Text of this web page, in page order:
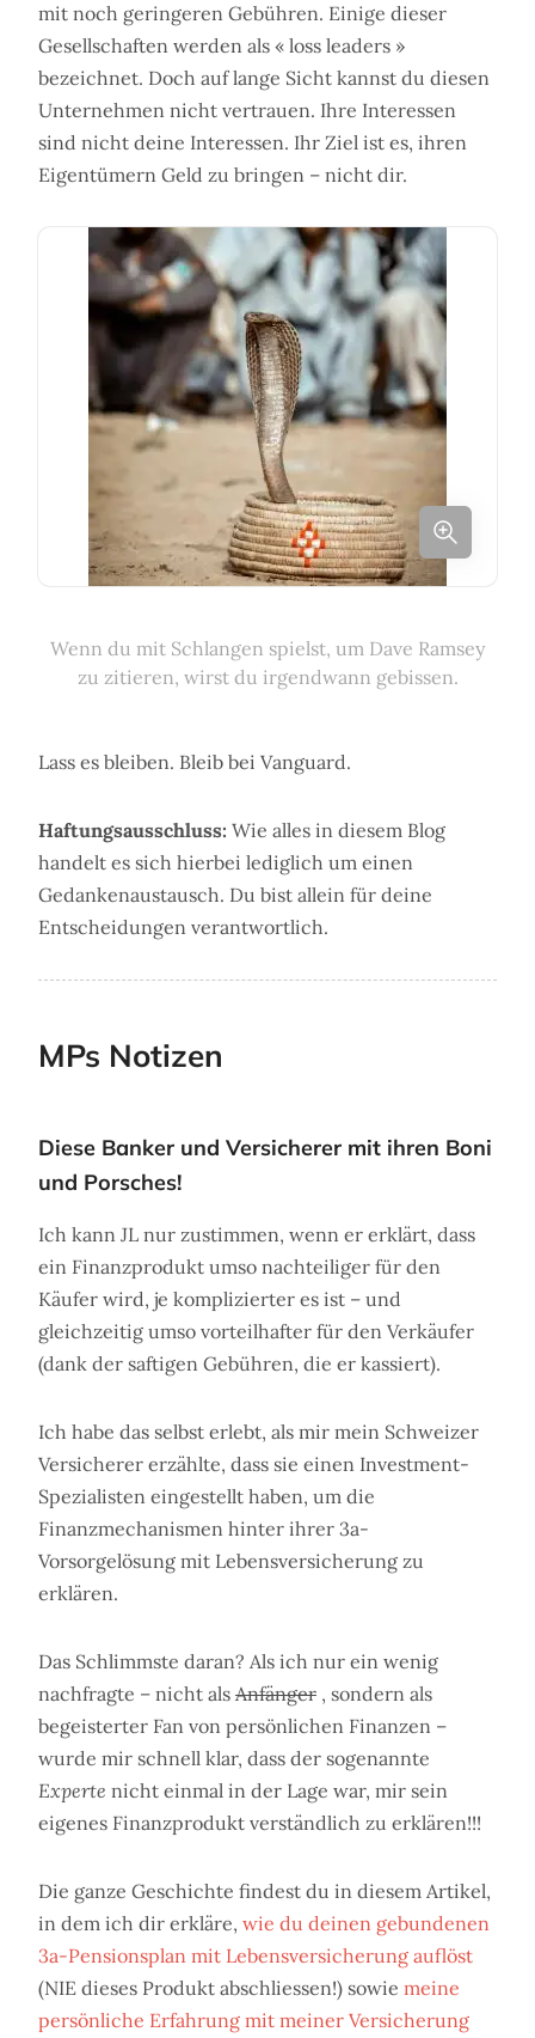
mit noch geringeren Gebühren. Einige dieser
Gesellschaften werden als « loss leaders »
bezeichnet. Doch auf lange Sicht kannst du diesen
Unternehmen nicht vertrauen. Ihre Interessen
sind nicht deine Interessen. Ihr Ziel ist es, ihren
Eigentümern Geld zu bringen – nicht dir.
Wenn du mit Schlangen spielst, um Dave Ramsey
zu zitieren, wirst du irgendwann gebissen.
Lass es bleiben. Bleib bei Vanguard.
Haftungsausschluss: Wie alles in diesem Blog
handelt es sich hierbei lediglich um einen
Gedankenaustausch. Du bist allein für deine
Entscheidungen verantwortlich.
MPs Notizen
Diese Banker und Versicherer mit ihren Boni
und Porsches!
Ich kann JL nur zustimmen, wenn er erklärt, dass
ein Finanzprodukt umso nachteiliger für den
Käufer wird, je komplizierter es ist – und
gleichzeitig umso vorteilhafter für den Verkäufer
(dank der saftigen Gebühren, die er kassiert).
Ich habe das selbst erlebt, als mir mein Schweizer
Versicherer erzählte, dass sie einen Investment-
Spezialisten eingestellt haben, um die
Finanzmechanismen hinter ihrer 3a-
Vorsorgelösung mit Lebensversicherung zu
erklären.
Das Schlimmste daran? Als ich nur ein wenig
nachfragte – nicht als Anfänger , sondern als
begeisterter Fan von persönlichen Finanzen –
wurde mir schnell klar, dass der sogenannte
Experte nicht einmal in der Lage war, mir sein
eigenes Finanzprodukt verständlich zu erklären!!!
Die ganze Geschichte findest du in diesem Artikel,
in dem ich dir erkläre, wie du deinen gebundenen
3a-Pensionsplan mit Lebensversicherung auflöst
(NIE dieses Produkt abschliessen!) sowie meine
persönliche Erfahrung mit meiner Versicherung